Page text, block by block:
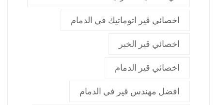
اخصائي قير اتوماتيك في الدمام
اخصائي قير الخبر
اخصائي قير الدمام
افضل مهندس قير في الدمام